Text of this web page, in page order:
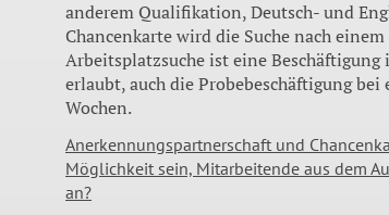
anderem Qualifikation, Deutsch- und
Chancenkarte wird die Suche nach
Arbeitsplatzsuche ist eine
erlaubt, auch die Probebeschäftigung
Wochen.
Anerkennungspartnerschaft und
Möglichkeit sein, Mitarbeitende aus dem
an?